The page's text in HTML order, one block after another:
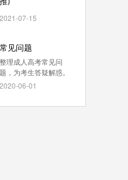
2021-07-15
常见问题
整理成人高考常见问
题，为考生答疑解惑。
2020-06-01